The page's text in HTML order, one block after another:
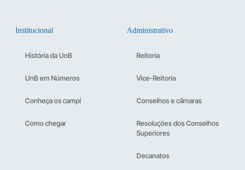
Institucional
História da UnB
UnB em Números
Conheça os campi
Como chegar
Administrativo
Reitoria
Vice-Reitoria
Conselhos e câmaras
Resoluções dos Conselhos
Superiores
Decanatos